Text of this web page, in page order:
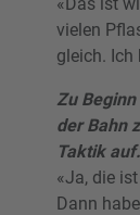
vielen
gleich. Ich
Zu
der Bahn
Taktik auf.
«Ja, die
Dann